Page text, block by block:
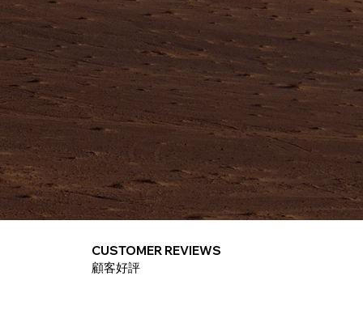
CUSTOMER REVIEWS
​顧客好評